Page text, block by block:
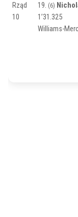
Rząd
10
19. (6)
1’31.325
Williams-